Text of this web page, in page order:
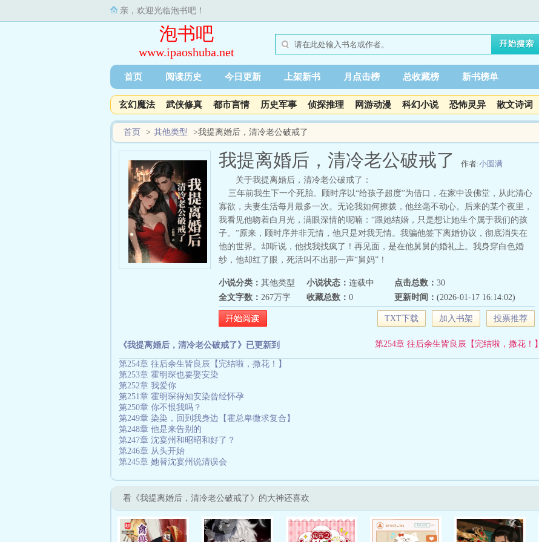
亲，欢迎光临泡书吧！
泡书吧
www.ipaoshuba.net
首页 阅读历史 今日更新 上架新书 月点击榜 总收藏榜 新书榜单
玄幻魔法 武侠修真 都市言情 历史军事 侦探推理 网游动漫 科幻小说 恐怖灵异 散文诗词
首页 > 其他类型 >我提离婚后，清冷老公破戒了
我提离婚后，清冷老公破戒了 作者:小圆满
关于我提离婚后，清冷老公破戒了：
三年前我生下一个死胎。顾时序以“给孩子超度”为借口，在家中设佛堂，从此清心
寡欲，夫妻生活每月最多一次。无论我如何撩拨，他丝毫不动心。后来的某个夜里，
我看见他吻着白月光，满眼深情的呢喃：“跟她结婚，只是想让她生个属于我们的孩
子。”原来，顾时序并非无情，他只是对我无情。我骗他签下离婚协议，彻底消失在
他的世界。却听说，他找我找疯了！再见面，是在他舅舅的婚礼上。我身穿白色婚
纱，他却红了眼，死活叫不出那一声“舅妈”！
小说分类： 其他类型 小说状态： 连载中 点击总数： 30
全文字数： 267万字 收藏总数： 0 更新时间： (2026-01-17 16:14:02)
TXT下载 加入书架 投票推荐
《我提离婚后，清冷老公破戒了》已更新到 第254章 往后余生皆良辰【完结啦，撒花！】
第254章 往后余生皆良辰【完结啦，撒花！】
第253章 霍明琛也要娶安染
第252章 我爱你
第251章 霍明琛得知安染曾经怀孕
第250章 你不恨我吗？
第249章 染染，回到我身边【霍总卑微求复合】
第248章 他是来告别的
第247章 沈宴州和昭昭和好了？
第246章 从头开始
第245章 她替沈宴州说清误会
看《我提离婚后，清冷老公破戒了》的大神还喜欢